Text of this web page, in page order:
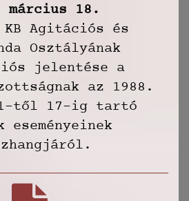
március 18.
KB Agitációs és
Osztályának
jelentése a
az 1988.
től 17-ig tartó
eseményeinek